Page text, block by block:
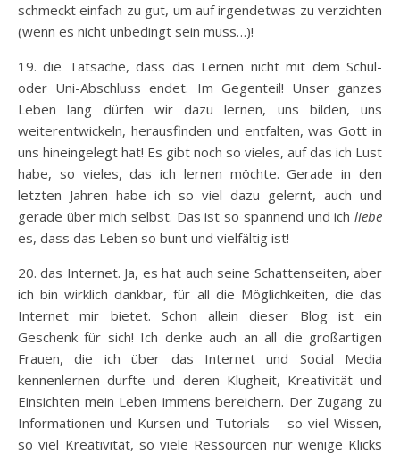
schmeckt einfach zu gut, um auf irgendetwas zu verzichten
(wenn es nicht unbedingt sein muss…)!
19. die Tatsache, dass das Lernen nicht mit dem Schul-
oder Uni-Abschluss endet. Im Gegenteil! Unser ganzes
Leben lang dürfen wir dazu lernen, uns bilden, uns
weiterentwickeln, herausfinden und entfalten, was Gott in
uns hineingelegt hat! Es gibt noch so vieles, auf das ich Lust
habe, so vieles, das ich lernen möchte. Gerade in den
letzten Jahren habe ich so viel dazu gelernt, auch und
gerade über mich selbst. Das ist so spannend und ich liebe
es, dass das Leben so bunt und vielfältig ist!
20. das Internet. Ja, es hat auch seine Schattenseiten, aber
ich bin wirklich dankbar, für all die Möglichkeiten, die das
Internet mir bietet. Schon allein dieser Blog ist ein
Geschenk für sich! Ich denke auch an all die großartigen
Frauen, die ich über das Internet und Social Media
kennenlernen durfte und deren Klugheit, Kreativität und
Einsichten mein Leben immens bereichern. Der Zugang zu
Informationen und Kursen und Tutorials – so viel Wissen,
so viel Kreativität, so viele Ressourcen nur wenige Klicks